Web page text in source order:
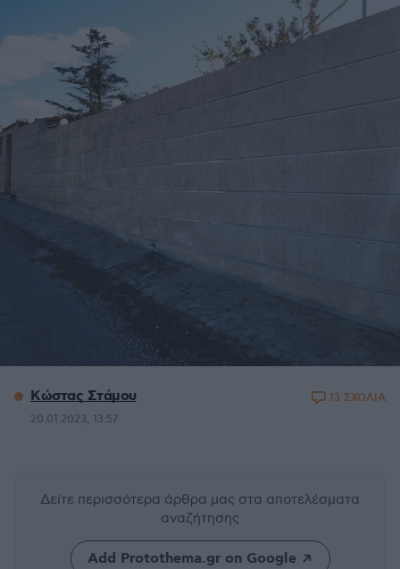
Κώστας Στάμου
20.01.2023, 13:57
13 ΣΧΟΛΙΑ
Δείτε περισσότερα άρθρα μας στα αποτελέσματα
αναζήτησης
Add Protothema.gr on Google